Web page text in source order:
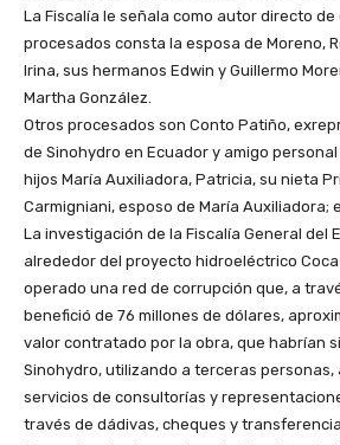
La Fiscalía le señala como autor directo de
procesados consta la esposa de Moreno,
Irina, sus hermanos Edwin y Guillermo
Martha González.
Otros procesados son Conto Patiño,
de Sinohydro en Ecuador y amigo
hijos María Auxiliadora, Patricia, su nieta
Carmigniani, esposo de María Auxiliadora;
La investigación de la Fiscalía General del
alrededor del proyecto hidroeléctrico
operado una red de corrupción que, a
benefició de 76 millones de dólares,
valor contratado por la obra, que habrían
Sinohydro, utilizando a terceras personas,
servicios de consultorías y
través de dádivas, cheques y